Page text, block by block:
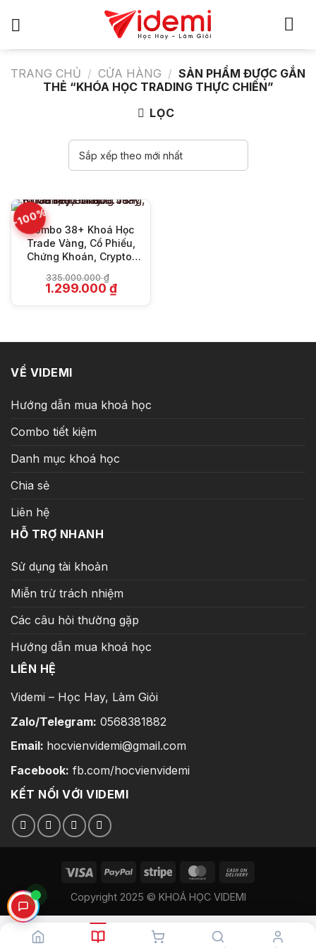
TRANG CHỦ / CỬA HÀNG / SẢN PHẨM ĐƯỢC GẮN
THẺ “KHÓA HỌC TRADING THỰC CHIẾN”
LỌC
-100%
Combo 38+ Khoá Học
Trade Vàng, Cổ Phiếu,
Chứng Khoán, Crypto,
Nay
335.000.000₫
Giá
gốc
1.299.000 ₫Giá
hiện
VỀ VIDEMI
Hướng dẫn mua khoá học
Combo tiết kiệm
Danh mục khoá học
Chia sẻ
Liên hệ
HỖ TRỢ NHANH
Sử dụng tài khoản
Miễn trừ trách nhiệm
Các câu hỏi thường gặp
Hướng dẫn mua khoá học
LIÊN HỆ
Videmi – Học Hay, Làm Giỏi
Zalo/Telegram: 0568381882
Email: hocvienvidemi@gmail.com
Facebook: fb.com/hocvienvidemi
KẾT NỐI VỚI VIDEMI
Copyright 2025 © KHOÁ HỌC VIDEMI